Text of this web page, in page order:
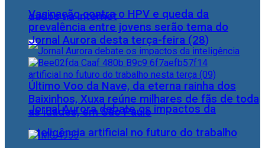
dados na internet
Jornal Aurora debate os impactos da
inteligência artificial no futuro do trabalho
Vacinação contra o HPV e queda da
prevalência entre jovens serão tema do
Jornal Aurora desta terça-feira (28)
Último Voo da Nave, da eterna rainha dos
Baixinhos, Xuxa reúne milhares de fãs de toda
as idades, em São Paulo